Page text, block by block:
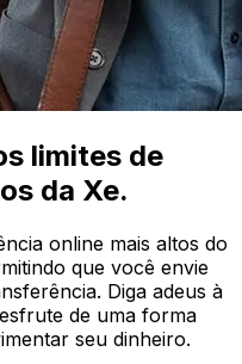
limites de
da Xe.
online mais altos do
que você envie
Diga adeus à
de uma forma
seu dinheiro.